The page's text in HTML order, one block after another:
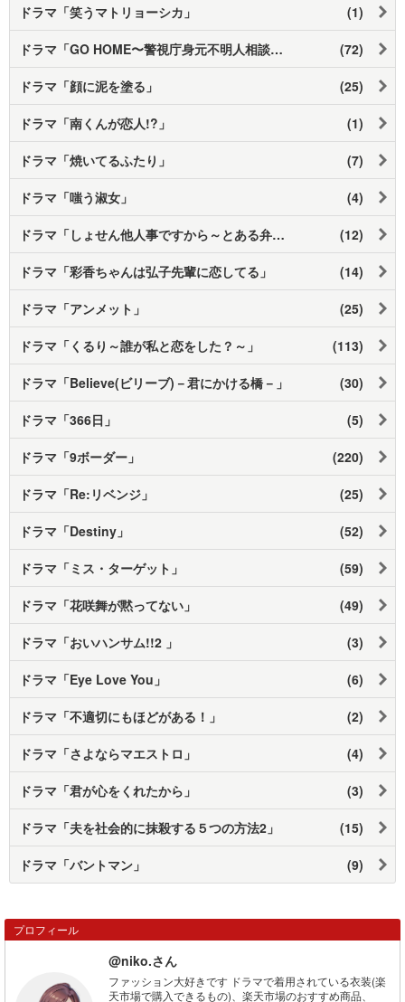
ドラマ「笑うマトリョーシカ」 (1)
ドラマ「GO HOME〜警視庁身元不明人相談室〜」 (72)
ドラマ「顔に泥を塗る」 (25)
ドラマ「南くんが恋人!?」 (1)
ドラマ「焼いてるふたり」 (7)
ドラマ「嗤う淑女」 (4)
ドラマ「しょせん他人事ですから～とある弁護士の本音の仕事～」 (12)
ドラマ「彩香ちゃんは弘子先輩に恋してる」 (14)
ドラマ「アンメット」 (25)
ドラマ「くるり～誰が私と恋をした？～」 (113)
ドラマ「Believe(ビリーブ)－君にかける橋－」 (30)
ドラマ「366日」 (5)
ドラマ「9ボーダー」 (220)
ドラマ「Re:リベンジ」 (25)
ドラマ「Destiny」 (52)
ドラマ「ミス・ターゲット」 (59)
ドラマ「花咲舞が黙ってない」 (49)
ドラマ「おいハンサム!!2 」 (3)
ドラマ「Eye Love You」 (6)
ドラマ「不適切にもほどがある！」 (2)
ドラマ「さよならマエストロ」 (4)
ドラマ「君が心をくれたから」 (3)
ドラマ「夫を社会的に抹殺する５つの方法2」 (15)
ドラマ「バントマン」 (9)
プロフィール
@niko.さん
ファッション大好きです ドラマで着用されている衣装(楽
天市場で購入できるもの)、楽天市場のおすすめ商品、